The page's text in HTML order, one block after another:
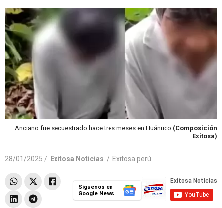
Anciano fue secuestrado hace tres meses en Huánuco (Composición
Exitosa)
28/01/2025 / Exitosa Noticias / Exitosa perú
Síguenos en
Google News